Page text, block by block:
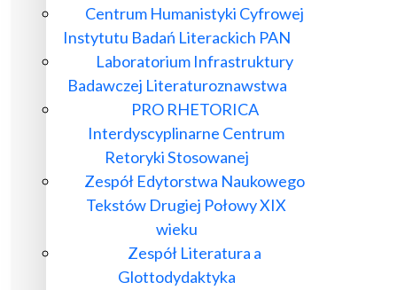
Centrum Humanistyki Cyfrowej
Instytutu Badań Literackich PAN
Laboratorium Infrastruktury
Badawczej Literaturoznawstwa
PRO RHETORICA
Interdyscyplinarne Centrum
Retoryki Stosowanej
Zespół Edytorstwa Naukowego
Tekstów Drugiej Połowy XIX
wieku
Zespół Literatura a
Glottodydaktyka